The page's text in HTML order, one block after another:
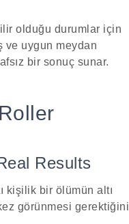
olduğu durumlar için
ve uygun meydan
bir sonuç sunar.
Results
kişilik bir ölümün altı
görünmesi gerektiğini